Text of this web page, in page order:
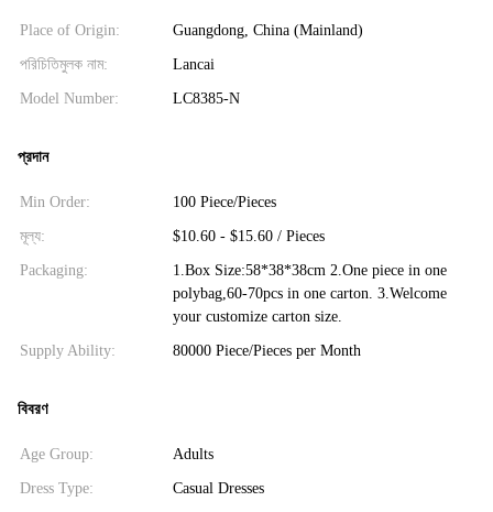
Place of Origin: Guangdong, China (Mainland)
পরিচিতিমুলক নাম: Lancai
Model Number: LC8385-N
প্রদান
Min Order: 100 Piece/Pieces
মূল্য: $10.60 - $15.60 / Pieces
Packaging:
1.Box Size:58*38*38cm 2.One piece in one
polybag,60-70pcs in one carton. 3.Welcome
your customize carton size.
Supply Ability: 80000 Piece/Pieces per Month
বিবরণ
Age Group: Adults
Dress Type: Casual Dresses